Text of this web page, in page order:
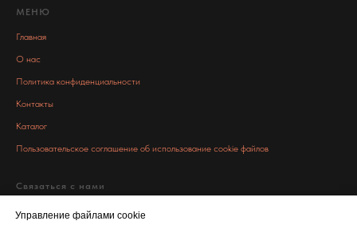
Управление файлами cookie
МЕНЮ
Главная
О нас
Политика конфиденциальности
Контакты
Каталог
Пользовательское соглашение об использование cookie файлов
Связаться с нами
info@garant-metall.ru